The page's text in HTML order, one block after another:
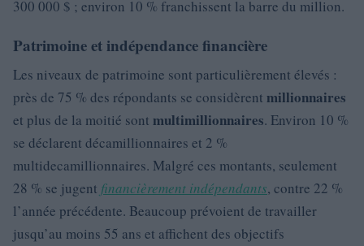
300 000 $ ; environ 10 % franchissent la barre du million.
Patrimoine et indépendance financière
Les niveaux de patrimoine sont particulièrement élevés :
près de 75 % des répondants se considèrent millionnaires
et plus de la moitié sont multimillionnaires. Environ 10 %
se déclarent décamillionnaires et 2 %
multidecamillionnaires. Malgré ces montants, seulement
28 % se jugent financièrement indépendants, contre 22 %
l’année précédente. Beaucoup prévoient de travailler
jusqu’au moins 55 ans et affichent des objectifs